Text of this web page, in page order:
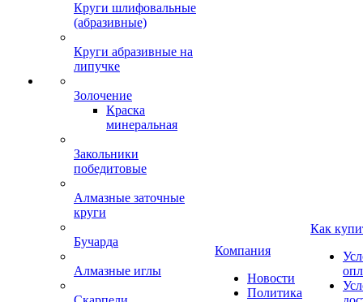
Круги шлифовальные
(абразивные)
Круги абразивные на
липучке
Золочение
Краска
минеральная
Закольники
победитовые
Алмазные заточные
круги
Бучарда
Алмазные иглы
Компания
Новости
Политика
Как